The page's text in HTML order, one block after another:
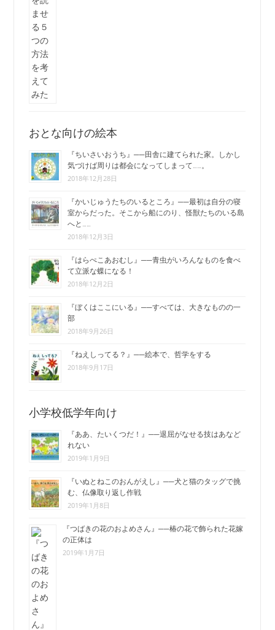
おとな向けの絵本
『ちいさいおうち』──田舎に建てられた家。しかし
気づけば周りは都会になってしまって……。
2018年12月28日
『かいじゅうたちのいるところ』──最初は自分の寝
室からだった。そこから船にのり、怪獣たちのいる島
へと……
2018年12月3日
『はらぺこあおむし』──青虫がいろんなものを食べ
て立派な蝶になる！
2018年12月2日
『ぼくはここにいる』──すべては、大きなものの一
部
2018年9月26日
『ねえしってる？』──絵本で、哲学をする
2018年9月17日
小学校低学年向け
『ああ、たいくつだ！』──退屈がなせる技はあなど
れない
2019年1月9日
『いぬとねこのおんがえし』──犬と猫のタッグで挑
む、仏像取り返し作戦
2019年1月8日
『つばきの花のおよめさん』──椿の花で飾られた花嫁
の正体は
2019年1月7日